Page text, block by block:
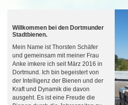
Willkommen bei den Dortmunder
Stadtbienen.
Mein Name ist Thorsten Schäfer
und gemeinsam mit meiner Frau
Anke imkere ich seit März 2016 in
Dortmund. Ich bin begeistert von
der Intelligenz der Bienen und der
Kraft und Dynamik die davon
ausgeht. Es ist eine Freude die